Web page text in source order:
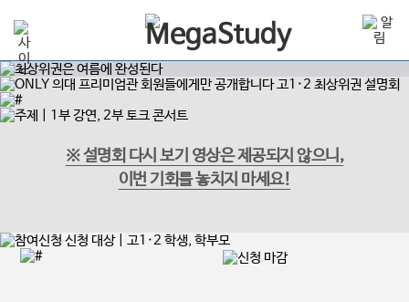
※ 설명회 다시 보기 영상은 제공되지 않으니,
이번 기회를 놓치지 마세요!